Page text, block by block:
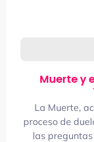
Muerte y
La Muerte,
proceso de
las